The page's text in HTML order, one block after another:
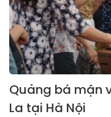
Quảng bá mận
La tại Hà Nội